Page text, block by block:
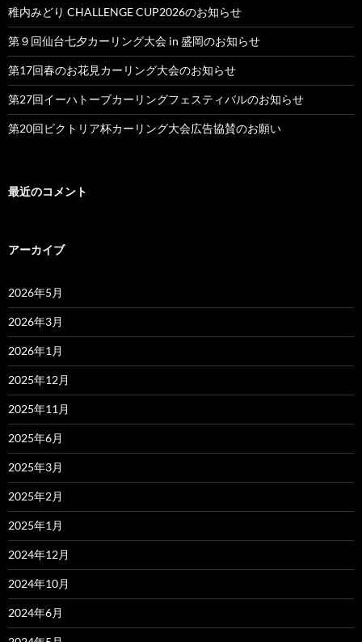
ョ
ン
稚内みどり CHALLENGE CUP2026のお知らせ
第９回仙台七夕カーリング大会 in 盛岡のお知らせ
第17回春のお花見カーリング大会のお知らせ
第27回イーハトーブカーリングフェスティバルのお知らせ
第20回ビクトリア杯カーリング大会広告協賛のお願い
最近のコメント
アーカイブ
2026年5月
2026年3月
2026年1月
2025年12月
2025年11月
2025年6月
2025年3月
2025年2月
2025年1月
2024年12月
2024年10月
2024年6月